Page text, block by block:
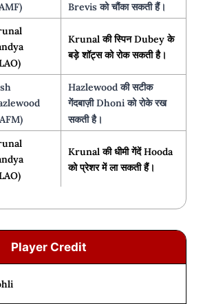
Brevis को चौंका सकती हैं।
Krunal की स्पिन Dubey के
बड़े शॉट्स को रोक सकती है।
Hazlewood की सटीक
गेंदबाज़ी Dhoni को रोके रख
सकती है।
Krunal की धीमी गेंदें Hooda
को प्रेशर में ला सकती हैं।
Player Credit